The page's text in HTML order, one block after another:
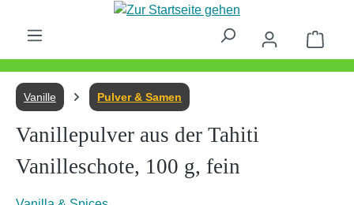
Zum Hauptinhalt springen
Vanille Pulver & Samen
Vanillepulver aus der Tahiti
Vanilleschote, 100 g, fein